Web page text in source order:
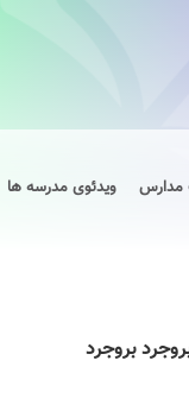
ویدئوی مدرسه ها
بروجرد